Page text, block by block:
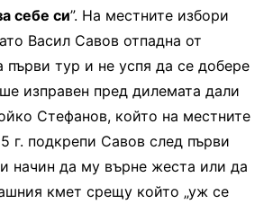
себе си”. На местните избори
Васил Савов отпадна от
първи тур и не успя да се добере
изправен пред дилемата дали
Стефанов, който на местните
г. подкрепи Савов след първи
начин да му върне жеста или да
кмет срещу който „уж се